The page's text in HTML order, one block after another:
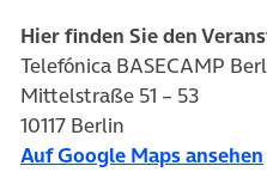
Hier finden Sie den
Telefónica BASECAMP
Mittelstraße 51 – 53
10117 Berlin
Auf Google Maps ansehen